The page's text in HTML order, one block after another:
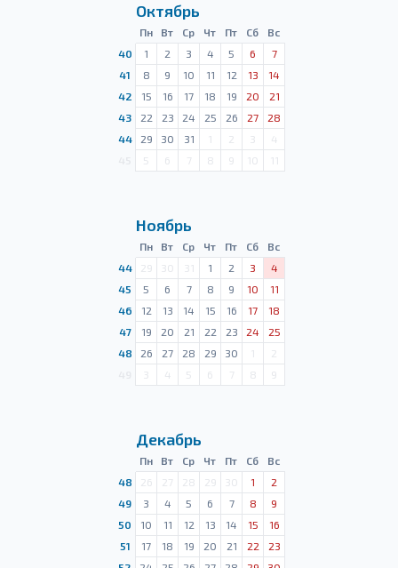
Октябрь
Пн Вт Ср Чт Пт Сб
Вс
40
1 2 3 4 5 6
7
41
8 9 10 11 12 13
14
42
15 16 17 18 19 20
21
43
22 23 24 25 26 27
28
44
29 30 31 1 2 3
4
5 6 7 8 9 10 11
Ноябрь
Пн Вт Ср Чт Пт Сб
Вс
44
29 30 31 1 2 3
4
45
5 6 7 8 9 10
11
46
12 13 14 15 16 17
18
47
19 20 21 22 23 24
25
48
26 27 28 29 30 1
2
3 4 5 6 7 8 9
Декабрь
Пн Вт Ср Чт Пт Сб
Вс
48
26 27 28 29 30 1
2
49
3 4 5 6 7 8
9
50
10 11 12 13 14 15
16
51
17 18 19 20 21 22
23